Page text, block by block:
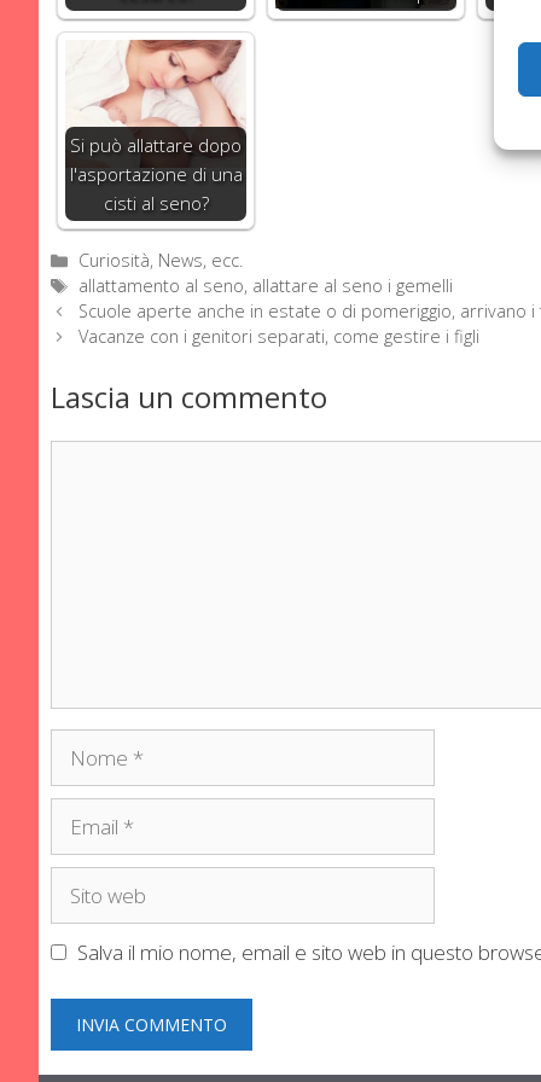
Si può allattare dopo
l'asportazione di una
cisti al seno?
Categorie
Curiosità, News, ecc.
Tag
allattamento al seno, allattare al seno i gemelli
Scuole aperte anche in estate o di pomeriggio, arrivano i
Vacanze con i genitori separati, come gestire i figli
Lascia un commento
Nome
Email
Sito
Salva il mio nome, email e sito web in questo